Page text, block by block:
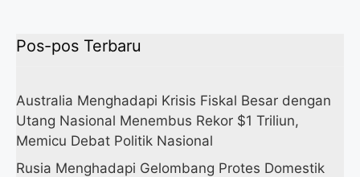
Pos-pos Terbaru
Australia Menghadapi Krisis Fiskal Besar dengan
Utang Nasional Menembus Rekor $1 Triliun,
Memicu Debat Politik Nasional
Rusia Menghadapi Gelombang Protes Domestik